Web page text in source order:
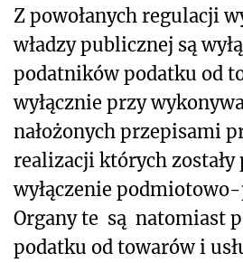
Z powołanych regulacji
władzy publicznej są
podatników podatku od
wyłącznie przy
nałożonych przepisami
realizacji których zostały
wyłączenie
Organy te są natomiast
podatku od towarów i